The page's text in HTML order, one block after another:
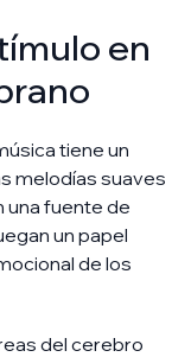
en
tiene un
melodías suaves
una fuente de
un papel
de los
del cerebro